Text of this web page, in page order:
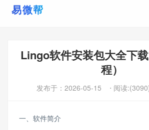
Lingo软件安装包大全下
程）
发布于： 2026-05-15 ⋅ 阅读
一、软件简介